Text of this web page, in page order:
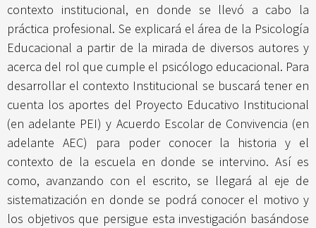
contexto institucional, en donde se llevó a cabo la
práctica profesional. Se explicará el área de la Psicología
Educacional a partir de la mirada de diversos autores y
acerca del rol que cumple el psicólogo educacional. Para
desarrollar el contexto Institucional se buscará tener en
cuenta los aportes del Proyecto Educativo Institucional
(en adelante PEI) y Acuerdo Escolar de Convivencia (en
adelante AEC) para poder conocer la historia y el
contexto de la escuela en donde se intervino. Así es
como, avanzando con el escrito, se llegará al eje de
sistematización en donde se podrá conocer el motivo y
los objetivos que persigue esta investigación basándose